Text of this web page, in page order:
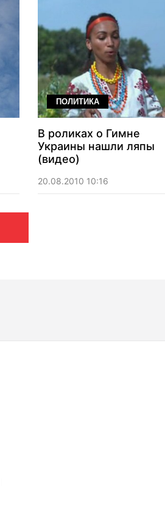
ПОЛИТИКА
В роликах о Гимне
Украины нашли ляпы
(видео)
20.08.2010 10:16